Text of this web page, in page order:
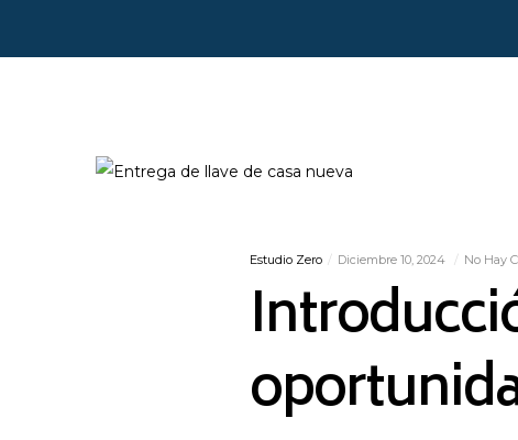
Estudio Zero Diciembre 10, 2024 No Hay